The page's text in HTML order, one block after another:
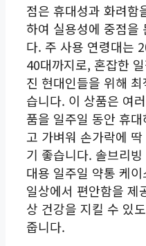
점은 휴대성과 화려함
하여 실용성에 중점을
다. 주 사용 연령대는
40대까지로, 혼잡한
진 현대인들을 위해 최
습니다. 이 상품은 여
품을 일주일 동안 휴
고 가벼워 손가락에
기 좋습니다. 솔브리
대용 일주일 약통 케
일상에서 편안함을 제
상 건강을 지킬 수 있
줍니다.